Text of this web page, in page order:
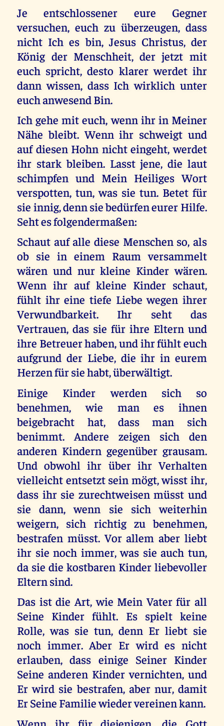
Je entschlossener eure Gegner
versuchen, euch zu überzeugen, dass
nicht Ich es bin, Jesus Christus, der
König der Menschheit, der jetzt mit
euch spricht, desto klarer werdet ihr
dann wissen, dass Ich wirklich unter
euch anwesend Bin.
Ich gehe mit euch, wenn ihr in Meiner
Nähe bleibt. Wenn ihr schweigt und
auf diesen Hohn nicht eingeht, werdet
ihr stark bleiben. Lasst jene, die laut
schimpfen und Mein Heiliges Wort
verspotten, tun, was sie tun. Betet für
sie innig, denn sie bedürfen eurer Hilfe.
Seht es folgendermaßen:
Schaut auf alle diese Menschen so, als
ob sie in einem Raum versammelt
wären und nur kleine Kinder wären.
Wenn ihr auf kleine Kinder schaut,
fühlt ihr eine tiefe Liebe wegen ihrer
Verwundbarkeit. Ihr seht das
Vertrauen, das sie für ihre Eltern und
ihre Betreuer haben, und ihr fühlt euch
aufgrund der Liebe, die ihr in eurem
Herzen für sie habt, überwältigt.
Einige Kinder werden sich so
benehmen, wie man es ihnen
beigebracht hat, dass man sich
benimmt. Andere zeigen sich den
anderen Kindern gegenüber grausam.
Und obwohl ihr über ihr Verhalten
vielleicht entsetzt sein mögt, wisst ihr,
dass ihr sie zurechtweisen müsst und
sie dann, wenn sie sich weiterhin
weigern, sich richtig zu benehmen,
bestrafen müsst. Vor allem aber liebt
ihr sie noch immer, was sie auch tun,
da sie die kostbaren Kinder liebevoller
Eltern sind.
Das ist die Art, wie Mein Vater für all
Seine Kinder fühlt. Es spielt keine
Rolle, was sie tun, denn Er liebt sie
noch immer. Aber Er wird es nicht
erlauben, dass einige Seiner Kinder
Seine anderen Kinder vernichten, und
Er wird sie bestrafen, aber nur, damit
Er Seine Familie wieder vereinen kann.